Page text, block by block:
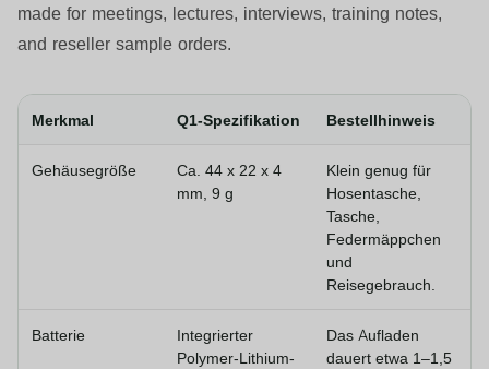
made for meetings, lectures, interviews, training notes,
and reseller sample orders.
Merkmal Q1-Spezifikation Bestellhinweis
Gehäusegröße
Ca. 44 x 22 x 4
mm, 9 g
Klein genug für
Hosentasche,
Tasche,
Federmäppchen
und
Reisegebrauch.
Batterie
Integrierter
Polymer-Lithium-
Das Aufladen
dauert etwa 1–1,5